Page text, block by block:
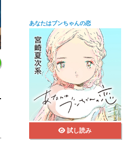
あなたはブンちゃんの恋
試し読み